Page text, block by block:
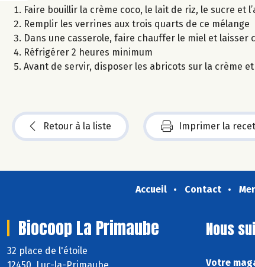
Faire bouillir la crème coco, le lait de riz, le sucre et
Remplir les verrines aux trois quarts de ce mélange
Dans une casserole, faire chauffer le miel et
Réfrigérer 2 heures minimum
Avant de servir, disposer les abricots sur la crème
Retour à la liste Imprimer la
Accueil Contact
Biocoop La Primaube
32 place de l'étoile
12450 Luc-la-Primaube
Nous
Votre